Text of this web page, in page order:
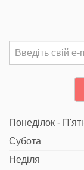
Понеділок -
Субота
Неділя